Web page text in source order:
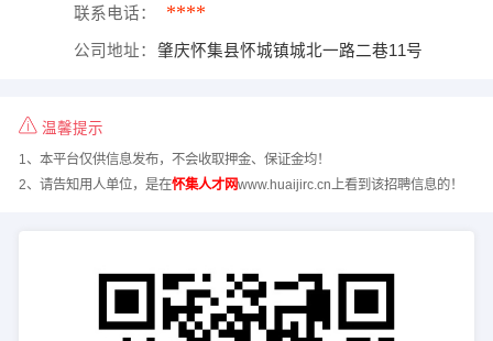
联系电话： ****
公司地址： 肇庆怀集县怀城镇城北一路二巷11号
温馨提示
1、本平台仅供信息发布，不会收取押金、保证金均！
2、请告知用人单位，是在怀集人才网www.huaijirc.cn上看到该招聘信息的！